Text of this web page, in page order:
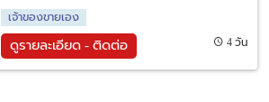
เจ้าของขายเอง
ดูรายละเอียด - ติดต่อ 4 วัน